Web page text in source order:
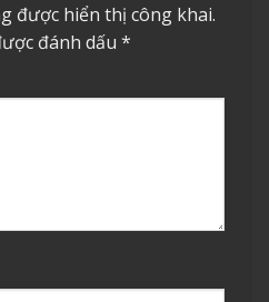
được hiển thị công khai.
đánh dấu *